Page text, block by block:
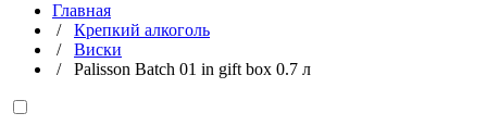
Главная
/ Крепкий алкоголь
/ Виски
/ Palisson Batch 01 in gift box 0.7 л